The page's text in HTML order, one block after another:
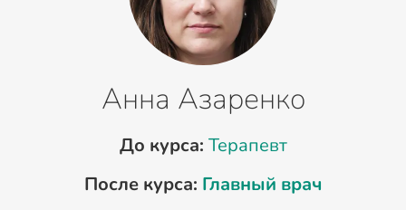
Анна Азаренко
До курса: Терапевт
После курса: Главный врач